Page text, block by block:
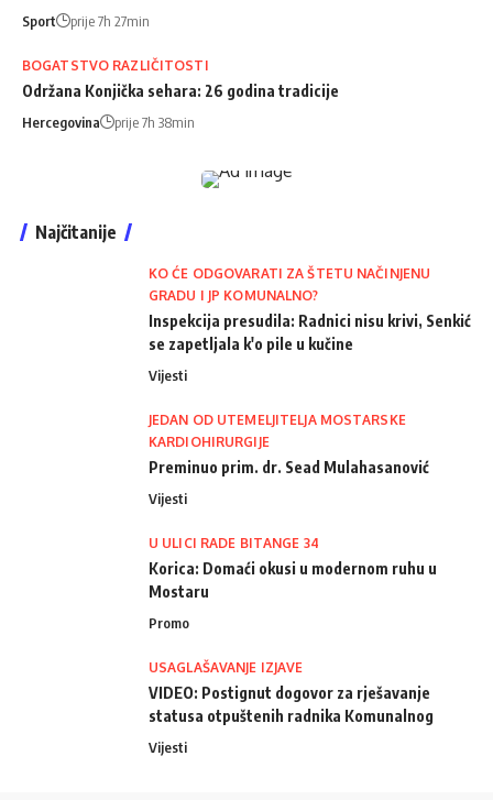
Sport prije 7h 27min
BOGATSTVO RAZLIČITOSTI
Održana Konjička sehara: 26 godina tradicije
Hercegovina prije 7h 38min
Najčitanije
KO ĆE ODGOVARATI ZA ŠTETU NAČINJENU
GRADU I JP KOMUNALNO?
Inspekcija presudila: Radnici nisu krivi, Senkić
se zapetljala k'o pile u kučine
Vijesti
JEDAN OD UTEMELJITELJA MOSTARSKE
KARDIOHIRURGIJE
Preminuo prim. dr. Sead Mulahasanović
Vijesti
U ULICI RADE BITANGE 34
Korica: Domaći okusi u modernom ruhu u
Mostaru
Promo
USAGLAŠAVANJE IZJAVE
VIDEO: Postignut dogovor za rješavanje
statusa otpuštenih radnika Komunalnog
Vijesti